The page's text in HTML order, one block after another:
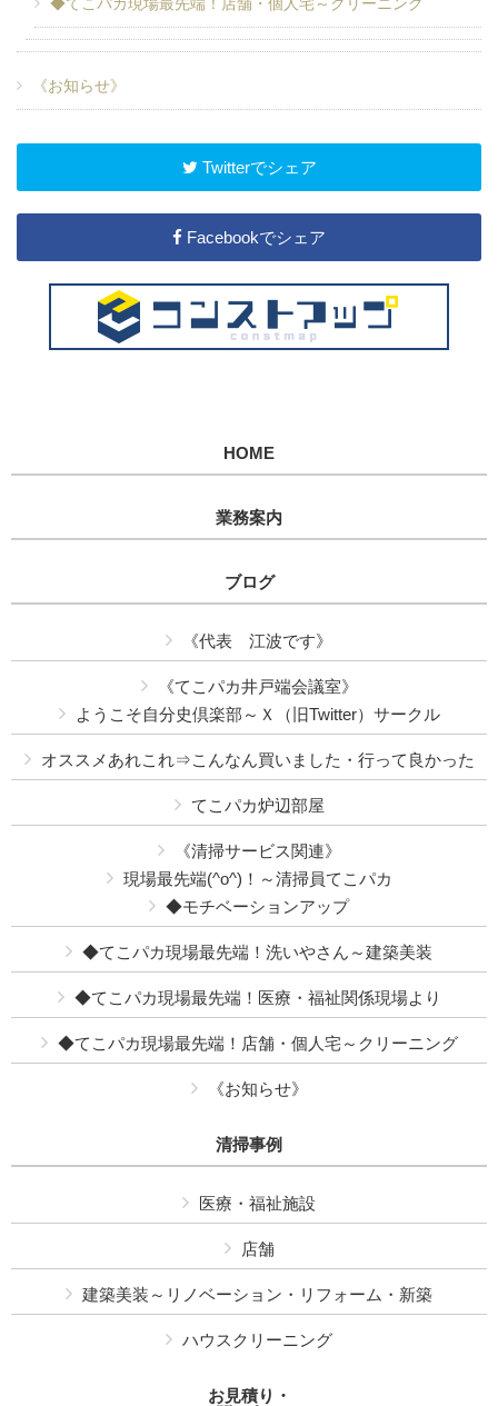
◆てこパカ現場最先端！店舗・個人宅～クリーニング
《お知らせ》
Twitterでシェア
Facebookでシェア
HOME
業務案内
ブログ
《代表 江波です》
《てこパカ井戸端会議室》
ようこそ自分史倶楽部～Ｘ（旧Twitter）サークル
オススメあれこれ⇒こんなん買いました・行って良かった
てこパカ炉辺部屋
《清掃サービス関連》
現場最先端(^o^)！～清掃員てこパカ
◆モチベーションアップ
◆てこパカ現場最先端！洗いやさん～建築美装
◆てこパカ現場最先端！医療・福祉関係現場より
◆てこパカ現場最先端！店舗・個人宅～クリーニング
《お知らせ》
清掃事例
医療・福祉施設
店舗
建築美装～リノベーション・リフォーム・新築
ハウスクリーニング
お見積り・